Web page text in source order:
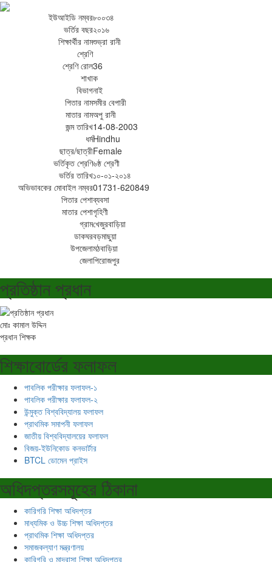
ইউআইডি নম্বর৮০০৩৪
ভর্তির বছর২০১৬
শিক্ষার্থীর নামশুভ্রা রানী
শ্রেণি
শ্রেণি রোল36
শাখাক
বিভাগনাই
পিতার নামসমীর বেপারী
মাতার নামঅপু রানী
জন্ম তারিখ14-08-2003
ধর্মHindhu
ছাত্র/ছাত্রীFemale
ভর্তিকৃত শ্রেণি৬ষ্ঠ শ্রেণী
ভর্তির তারিখ১০-০১-২০১৪
অভিভাবকের মোবাইল নম্বর01731-620849
পিতার পেশাব্যবসা
মাতার পেশাগৃহিণী
গ্রামখেজুরবাড়িয়া
ডাকঘরবড়মাছুয়া
উপজেলামঠবাড়িয়া
জেলাপিরোজপুর
প্রতিষ্ঠান প্রধান
মোঃ কামাল উদ্দিন
প্রধান শিক্ষক
শিক্ষাবোর্ডের ফলাফল
পাবলিক পরীক্ষার ফলাফল-১
পাবলিক পরীক্ষার ফলাফল-২
উন্মুক্ত বিশ্ববিদ্যালয় ফলাফল
প্রাথমিক সমাপনী ফলাফল
জাতীয় বিশ্ববিদ্যালয়ের ফলাফল
বিজয়-ইউনিকোড কনভার্টার
BTCL ডোমেন প্রাইস
অধিদপ্তরসমূহের ঠিকানা
কারিগরি শিক্ষা অধিদপ্তর
মাধ্যমিক ও উচ্চ শিক্ষা অধিদপ্তর
প্রাথমিক শিক্ষা অধিদপ্তর
সমাজকল্যাণ মন্ত্রণালয়
কারিগরি ও মাদ্রাসা শিক্ষা অধিদপ্তর